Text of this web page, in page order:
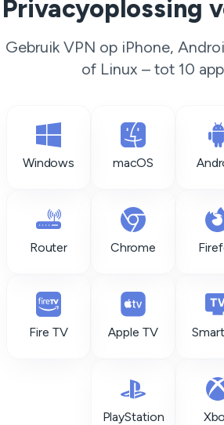
Privacyoplossing
Gebruik VPN op iPhone,
of Linux – tot 10
Windows macOS
Router Chrome
Fire TV Apple TV
PlayStation